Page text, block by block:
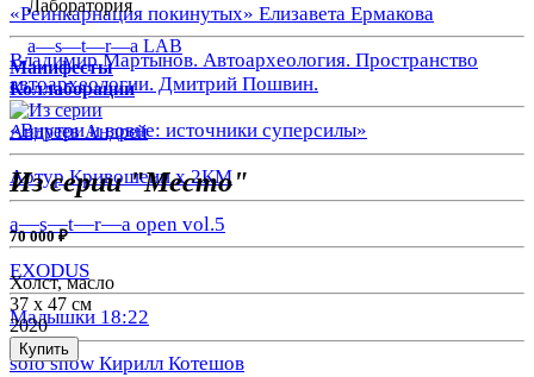
«Реинкарнация покинутых» Елизавета Ермакова
Владимир Мартынов. Автоархеология. Пространство
автоархеологии. Дмитрий Пошвин.
«Внутри и вовне: источники суперсилы»
Артур Кривошеин х 2КМ
a—s—t—r—a open vol.5
EXODUS
Малышки 18:22
solo show Кирилл Котешов
Лаборатория
a—s—t—r—a LAB
Манифесты
Коллаборации
Андреев Андрей
Из серии "Место"
70 000 ₽
Холст, масло
37 x 47 см
2020
Купить